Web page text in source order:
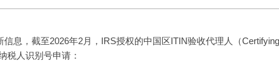
息，截至2026年2月，IRS授权的中国区ITIN验收代理人（
税人识别号申请：